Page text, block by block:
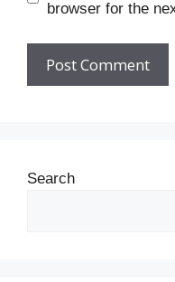
browser for the
Search